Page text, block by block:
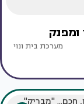
מערכת בית ונוי